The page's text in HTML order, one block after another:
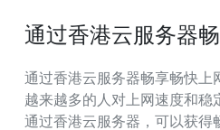
通过香港云服务器
通过香港云服务器畅享畅快上网体验 随着互联
越来越多的人对上网速度和稳
通过香港云服务器，可以获得